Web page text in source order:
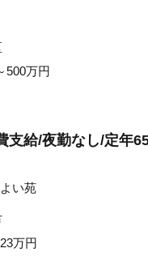
500万円
支給/夜勤なし/定年
い苑
万円